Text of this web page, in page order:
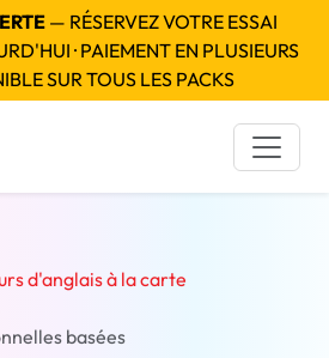
— RÉSERVEZ VOTRE ESSAI
· PAIEMENT EN PLUSIEURS
SUR TOUS LES PACKS
d'anglais à la carte
basées